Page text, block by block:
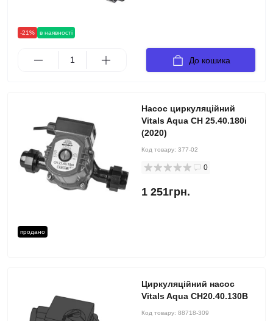
-21% в наявності
До кошика
продано
Насос циркуляційний
Vitals Aqua CH 25.40.180i
(2020)
Код товару: 377-02
0
1 251грн.
Циркуляційний насос
Vitals Aqua CH20.40.130B
Код товару: 88718-309